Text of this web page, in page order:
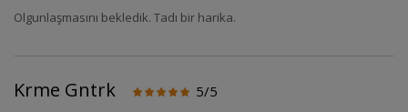
Olgunlaşmasını bekledik. Tadı bir harika.
Krme Gntrk 5/5